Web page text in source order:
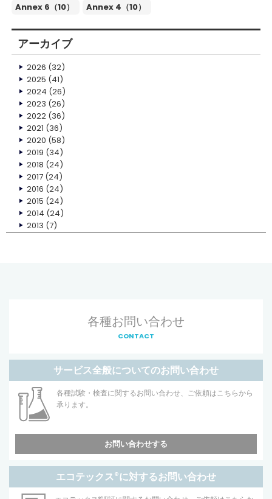
Annex 6（10）
Annex 4（10）
アーカイブ
2026 (32)
2025 (41)
2024 (26)
2023 (26)
2022(36)
2021 (36)
2020 (58)
2019 (34)
2018 (24)
2017(24)
2016 (24)
2015 (24)
2014 (24)
2013 (7)
各種お問い合わせ
CONTACT
サービス全般についてのお問い合わせ
各種試験・検査に関するお問い合わせ、ご依頼はこちらから
承ります。
お問い合わせする
エコテックス®に対するお問い合わせ